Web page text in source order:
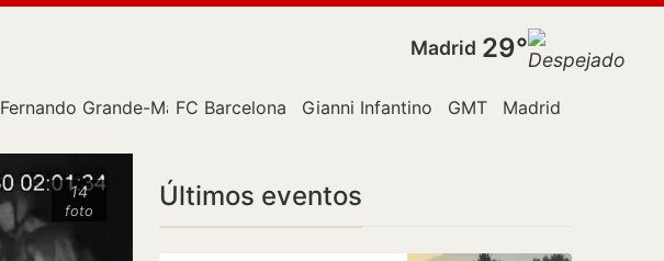
Madrid 29°
Fernando Grande-MarlaskaFC Barcelona Gianni Infantino GMT Madrid
14
foto Últimos eventos